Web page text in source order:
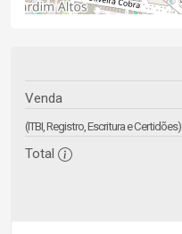
Venda
(ITBI, Registro, Escritura e Certidões)
Total